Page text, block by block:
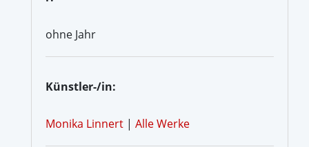
ohne Jahr
Künstler-/in:
Monika Linnert | Alle Werke